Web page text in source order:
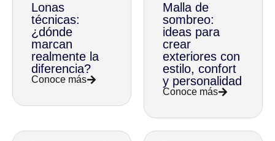
Lonas
técnicas:
¿dónde
marcan
realmente la
diferencia?
Conoce más
Malla de
sombreo:
ideas para
crear
exteriores con
estilo, confort
y personalidad
Conoce más